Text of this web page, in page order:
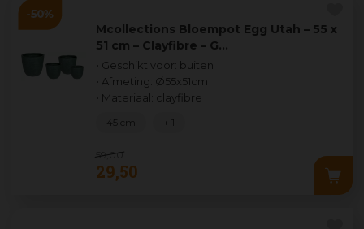
Mcollections Bloempot Egg Utah – 55 x
51 cm – Clayfibre – G…
• Geschikt voor: buiten
• Afmeting: Ø55x51cm
• Materiaal: clayfibre
59,00
29,50
45 cm + 1